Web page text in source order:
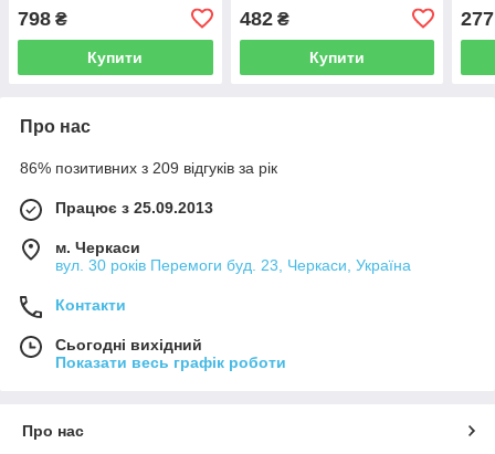
798 ₴
Купити
482₴
Купити
277
Про нас
86% позитивних з 209 відгуків за рік
Працює з 25.09.2013
м. Черкаси
вул. 30 років Перемоги буд. 23, Черкаси, Україна
Контакти
Сьогодні вихідний
Показати весь графік роботи
Про нас